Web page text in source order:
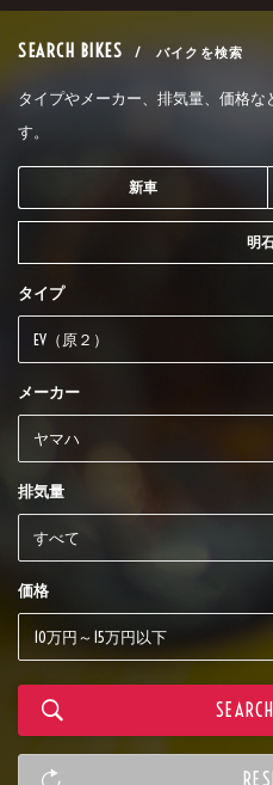
SEARCH BIKES / バイクを検索
タイプやメーカー、排気量、価格
す。
新車
明
タイプ
メーカー
排気量
価格